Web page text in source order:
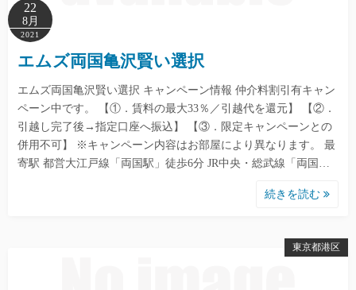
22
8月
2021
エムズ両国亀沢賢い選択
エムズ両国亀沢賢い選択 キャンペーン情報 仲介料割引有キャン
ペーン中です。 【①．賃料の最大33％／引越代を還元】 【②．
引越し完了後→指定口座へ振込】 【③．限定キャンペーンとの
併用不可】 ※キャンペーン内容はお部屋により異なります。 最
寄駅 都営大江戸線「両国駅」徒歩6分 JR中央・総武線「両国…
続きを読む
東京都港区